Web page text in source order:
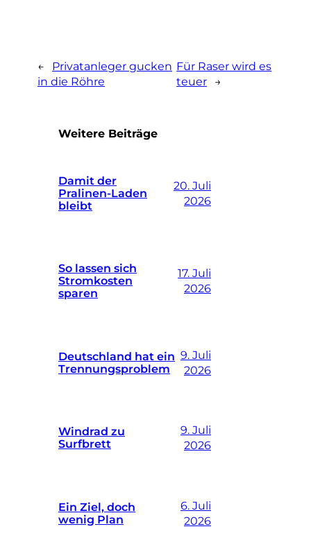
←
Privatanleger gucken
in die Röhre
Für Raser wird es
teuer →
Weitere Beiträge
Damit der
Pralinen-Laden
bleibt
20. Juli
2026
So lassen sich
Stromkosten
sparen
17. Juli
2026
Deutschland hat ein
Trennungsproblem
9. Juli
2026
Windrad zu
Surfbrett
9. Juli
2026
Ein Ziel, doch
wenig Plan
6. Juli
2026